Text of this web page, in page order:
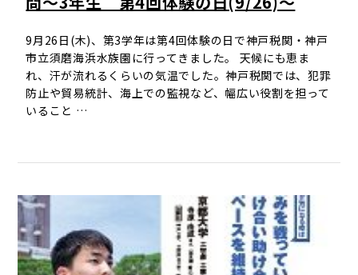
9月26日(木)、第3学年は第4回体験の日で神戸税関・神戸
市立須磨海浜水族園に行ってきました。 天候にも恵ま
れ、汗が流れるくらいの気温でした。神戸税関では、犯罪
防止や貿易統計、海上での監視など、幅広い役割を担って
いること …